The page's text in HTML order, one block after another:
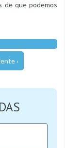
de que podemos
›